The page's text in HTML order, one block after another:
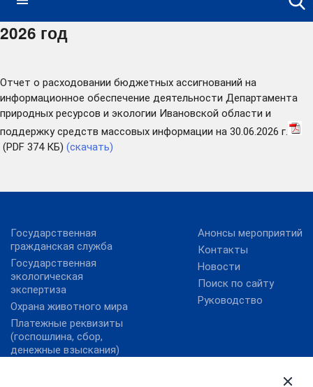
2026 год
Отчет о расходовании бюджетных ассигнований на
информационное обеспечение деятельности Департамента
природных ресурсов и экологии Ивановской области и
поддержку средств массовых информации на 30.06.2026 г.
(PDF 374 КБ) (скачать)
Государственная
гражданская служба
Государственная
экологическая
экспертиза
Охрана животного мира
Платежные реквизиты
(госпошлина, сбор,
денежные взыскания)
Анонсы мероприятий
Контакты
Новости
Поиск по сайту
Руководство